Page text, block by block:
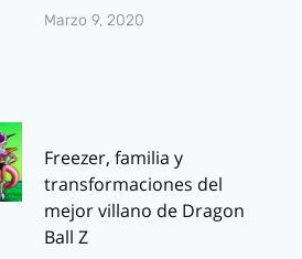
Marzo 9, 2020
Freezer, familia y
transformaciones del
mejor villano de Dragon
Ball Z